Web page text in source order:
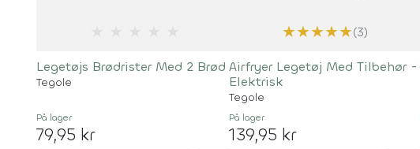
Legetøjs Brødrister Med 2 Brød
Tegole
På lager
79,95 kr
★★★★★(3)
Airfryer Legetøj Med Tilbehør -
Elektrisk
Tegole
På lager
139,95 kr